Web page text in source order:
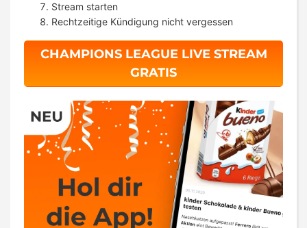
Stream starten
Rechtzeitige Kündigung nicht vergessen
CHAMPIONS LEAGUE LIVE STREAM
GRATIS